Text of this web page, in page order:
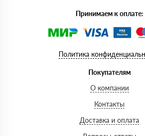
Принимаем к оплате:
Политика
Покупателям
О компании
Контакты
Доставка и оплата